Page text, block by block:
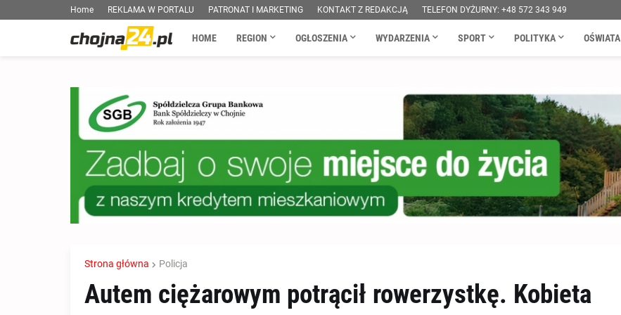
Home REKLAMA W PORTALU PATRONAT I MARKETING KONTAKT Z REDAKCJĄ TELEFON DYŻURNY: +48 572 343 949
HOME REGION OGŁOSZENIA WYDARZENIA SPORT POLITYKA OŚWIATA
Strona główna Policja
Autem ciężarowym potrącił rowerzystkę. Kobieta